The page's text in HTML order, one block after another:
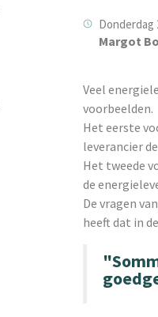
Donderdag
Margot
Veel
voorbeelden.
Het eerste
leverancier
Het tweede
de
De vragen
heeft dat in